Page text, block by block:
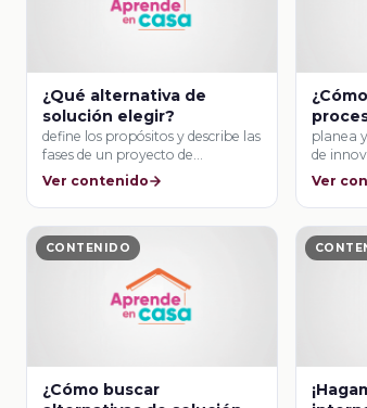
¿Qué alternativa de
solución elegir?
define los propósitos y describe las
fases de un proyecto de
producción …
Ver contenido
planea
de
Ver
CONTENIDO
¿Cómo buscar